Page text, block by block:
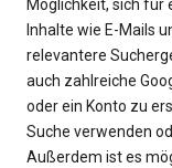
Möglichkeit, sich für
Inhalte wie E-Mails
relevantere
auch zahlreiche
oder ein Konto zu
Suche verwenden
Außerdem ist es